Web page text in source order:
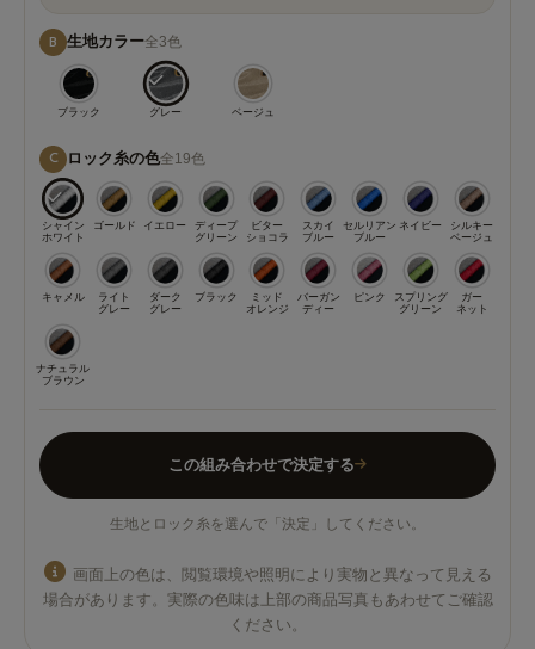
B 生地カラー全3色
ブラック グレー ベージュ
C ロック糸の色全19色
シャイン
ホワイト
ゴールド イエロー
ディープ
グリーン
ビター
ショコラ
スカイ
ブルー
セルリアン
ブルー
ネイビー
シルキー
ベージュ
キャメル
ライト
グレー
ダーク
グレー
ブラック
ミッド
オレンジ
バーガン
ディー
ピンク
スプリング
グリーン
ガー
ネット
ナチュラル
ブラウン
この組み合わせで決定する
生地とロック糸を選んで「決定」してください。
画面上の色は、閲覧環境や照明により実物と異なって見える
場合があります。実際の色味は上部の商品写真もあわせてご確認
ください。